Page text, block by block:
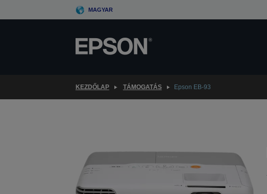
to
MAGYAR
KEZDŐLAP TÁMOGATÁS Epson EB-93